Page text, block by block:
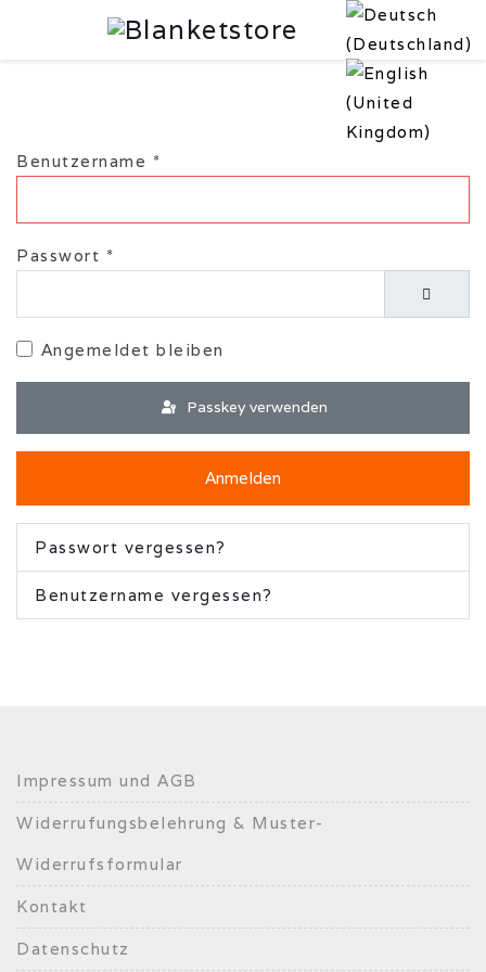
Benutzername *
Passwort *
Angemeldet bleiben
Passkey verwenden
Anmelden
Passwort vergessen?
Benutzername vergessen?
Impressum und AGB
Widerrufungsbelehrung & Muster-
Widerrufsformular
Kontakt
Datenschutz